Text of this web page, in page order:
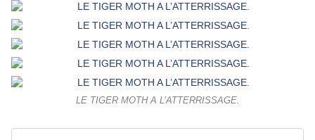
LE TIGER MOTH A L’ATTERRISSAGE.